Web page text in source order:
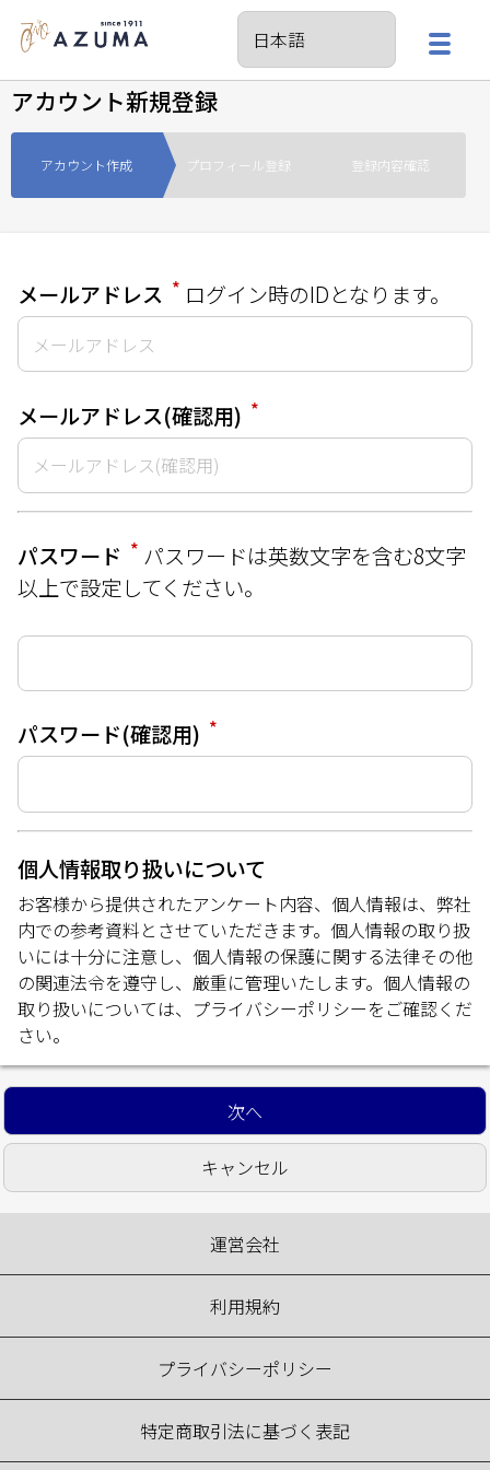
アカウント新規登録
アカウント作成 プロフィール登録 登録内容確認
メールアドレス * ログイン時のIDとなります。
メールアドレス(確認用) *
パスワード * パスワードは英数文字を含む8文字
以上で設定してください。
パスワード(確認用) *
個人情報取り扱いについて
お客様から提供されたアンケート内容、個人情報は、弊社
内での参考資料とさせていただきます。個人情報の取り扱
いには十分に注意し、個人情報の保護に関する法律その他
の関連法令を遵守し、厳重に管理いたします。個人情報の
取り扱いについては、 プライバシーポリシーをご確認くだ
さい。
運営会社
利用規約
プライバシーポリシー
特定商取引法に基づく表記